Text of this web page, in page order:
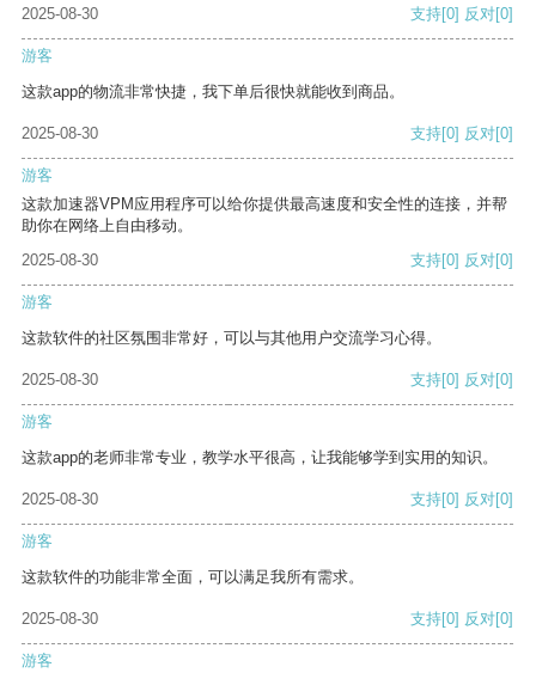
2025-08-30
支持[0] 反对[0]
游客
这款app的物流非常快捷，我下单后很快就能收到商品。
2025-08-30 支持[0] 反对[0]
游客
这款加速器VPM应用程序可以给你提供最高速度和安全性的连接，并帮
助你在网络上自由移动。
2025-08-30
支持[0] 反对[0]
游客
这款软件的社区氛围非常好，可以与其他用户交流学习心得。
2025-08-30 支持[0] 反对[0]
游客
这款app的老师非常专业，教学水平很高，让我能够学到实用的知识。
2025-08-30 支持[0] 反对[0]
游客
这款软件的功能非常全面，可以满足我所有需求。
2025-08-30 支持[0] 反对[0]
游客